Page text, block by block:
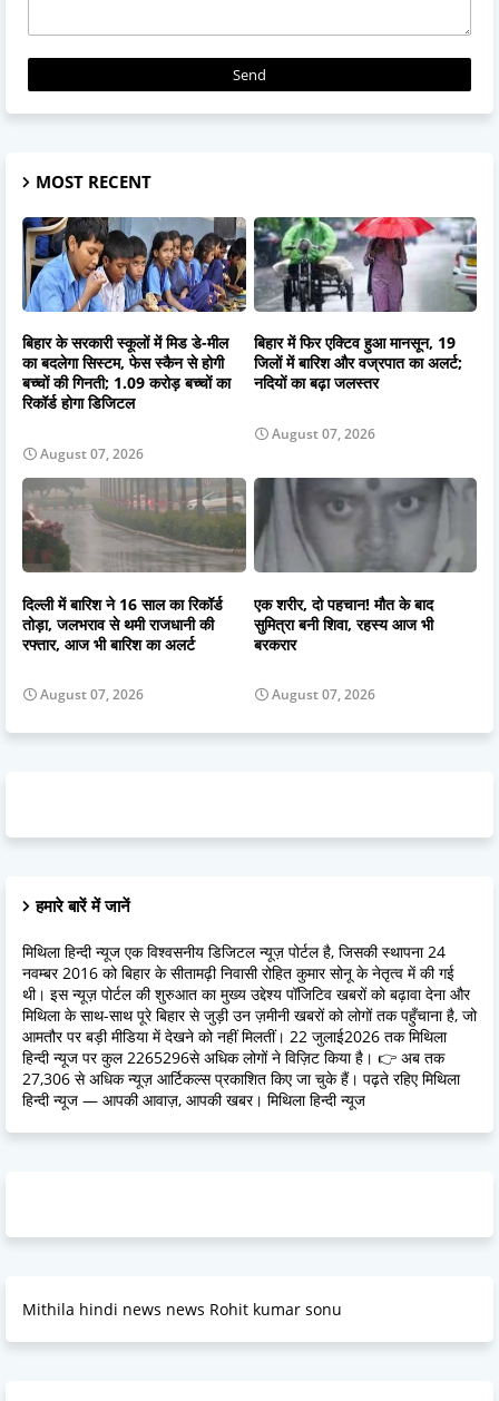
MOST RECENT
बिहार के सरकारी स्कूलों में मिड डे-मील
का बदलेगा सिस्टम, फेस स्कैन से होगी
बच्चों की गिनती; 1.09 करोड़ बच्चों का
रिकॉर्ड होगा डिजिटल
August 07, 2026
बिहार में फिर एक्टिव हुआ मानसून, 19
जिलों में बारिश और वज्रपात का अलर्ट;
नदियों का बढ़ा जलस्तर
August 07, 2026
दिल्ली में बारिश ने 16 साल का रिकॉर्ड
तोड़ा, जलभराव से थमी राजधानी की
रफ्तार, आज भी बारिश का अलर्ट
August 07, 2026
एक शरीर, दो पहचान! मौत के बाद
सुमित्रा बनी शिवा, रहस्य आज भी
बरकरार
August 07, 2026
हमारे बारें में जानें
मिथिला हिन्दी न्यूज एक विश्वसनीय डिजिटल न्यूज़ पोर्टल है, जिसकी स्थापना 24
नवम्बर 2016 को बिहार के सीतामढ़ी निवासी रोहित कुमार सोनू के नेतृत्व में की गई
थी। इस न्यूज़ पोर्टल की शुरुआत का मुख्य उद्देश्य पॉजिटिव खबरों को बढ़ावा देना और
मिथिला के साथ-साथ पूरे बिहार से जुड़ी उन ज़मीनी खबरों को लोगों तक पहुँचाना है, जो
आमतौर पर बड़ी मीडिया में देखने को नहीं मिलतीं। 22 जुलाई2026 तक मिथिला
हिन्दी न्यूज पर कुल 2265296से अधिक लोगों ने विज़िट किया है। 👉 अब तक
27,306 से अधिक न्यूज़ आर्टिकल्स प्रकाशित किए जा चुके हैं। पढ़ते रहिए मिथिला
हिन्दी न्यूज — आपकी आवाज़, आपकी खबर। मिथिला हिन्दी न्यूज
Mithila hindi news news Rohit kumar sonu